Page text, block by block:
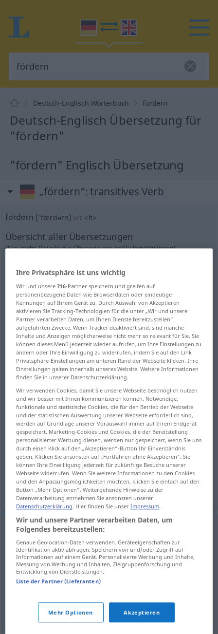
Deutsch-Englisch Wörterbuch fördern
Deutsch-Englisch Übersetzung für
"fördern"
"fördern" Englisch Übersetzung
„fördern“: transitives Verb
fördern [ˈfœrdərn] v/t <h>
Übersicht aller Übersetzungen
(Für mehr Details die Übersetzung anklicken/antippen)
further, promote, advance, forward
support, aid, assist encourage
cultivate, develop, foster
patronize, support, sponsor
advocate, subscribe to
promote, stimulate improve, promote
speed up, expedite, accelerate
be favorable [favourable to, be advantageous
to, promote...
Weitere Übersetzungen...
further fördern voranbringen
promote fördern voranbringen
fördern voranbringen
fördernvoranbringen
Ihre Privatsphäre ist uns wichtig
Wir und unsere716-Partner speichern und greifen auf
personenbezogene Daten wie Browserdaten oder eindeutige
Kennungen auf Ihrem Gerät zu. Durch Auswahl von Akzeptieren
aktivieren Sie Tracking-Technologien für die unter „Wir und unsere
Partner verarbeiten Daten, um Ihnen Dienste bereitzustellen“
aufgeführten Zwecke. Wenn Tracker deaktiviert sind, sind manche
Inhalte und Anzeigen möglicherweise nicht mehr so relevant für Sie. Sie
können dieses Menü jederzeit wieder aufrufen, um Ihre Einstellungen zu
ändern oder Ihre Einwilligung zu widerrufen, indem Sie auf den Link
Privatsphäre-Einstellungen am unteren Rand der Webseite klicken. Ihre
Einstellungen gelten innerhalb unseres Website. Weitere Informationen
finden Sie in unserer Datenschutzerklärung.
Wir verwenden Cookies, damit Sie unsere Webseite bestmöglich nutzen
und wir besser mit Ihnen kommunizieren können. Notwendige,
funktionale und statistische Cookies, die für den Betrieb der Webseite
und der statistischen Auswertung unserer Webseite erforderlich sind,
werden auf Grundlage unserer Vorauswahl immer auf Ihrem Endgerät
gespeichert. Marketing-Cookies und Cookies, die der Bereitstellung
personalisierter Werbung dienen, werden nur gespeichert, wenn Sie uns
durch einen Klick auf den „Akzeptieren“-Button Ihr Einverständnis
geben. Klicken Sie ansonsten auf „Fortfahren ohne Akzeptieren“. Sie
können Ihre Einwilligung jederzeit für zukünftige Besuche unserer
Webseite widerrufen. Wenn Sie weitere Informationen zu den Cookies
und den Anpassungsmöglichkeiten möchten, klicken Sie einfach auf den
Button „Mehr Optionen“. Weitergehende Hinweise zu der
Datenverarbeitung entnehmen Sie ansonsten unserer
Datenschutzerklärung. Hier finden Sie unserImpressum.
Wir und unsere Partner verarbeiten Daten, um
Folgendes bereitzustellen:
Genaue Geolocation-Daten verwenden. Geräteeigenschaften zur
Identifikation aktiv abfragen. Speichern von und/oder Zugriff auf
Informationen auf einem Gerät. Personalisierte Werbung und Inhalte,
Messung von Werbung und Inhalten, Zielgruppenforschung und
Entwicklung von Dienstleistungen.
Liste der Partner (Lieferanten)
Mehr Optionen Akzeptieren